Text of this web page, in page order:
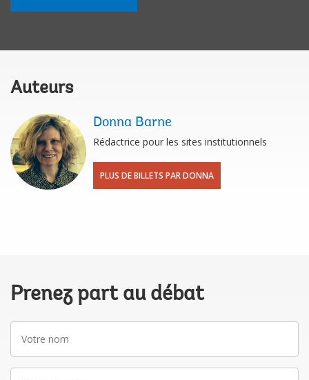
Auteurs
Donna Barne
Rédactrice pour les sites institutionnels
PLUS DE BILLETS PAR DONNA
Prenez part au débat
nom